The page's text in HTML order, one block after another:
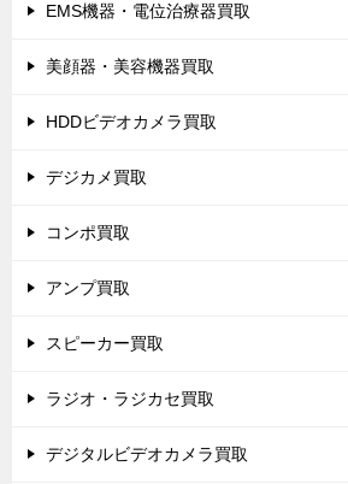
EMS機器・電位治療器買取
美顔器・美容機器買取
HDDビデオカメラ買取
デジカメ買取
コンポ買取
アンプ買取
スピーカー買取
ラジオ・ラジカセ買取
デジタルビデオカメラ買取